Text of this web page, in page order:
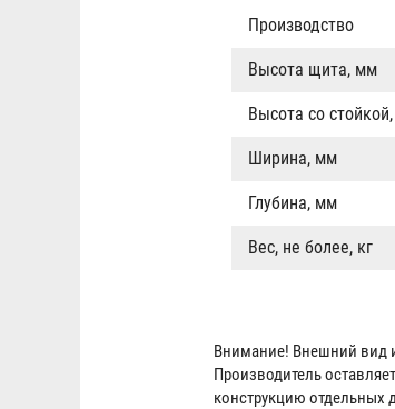
Производство
Высота щита, мм
Высота со
Ширина, мм
Глубина, мм
Вес, не более, кг
Внимание! Внешний вид
Производитель
конструкцию отдельных